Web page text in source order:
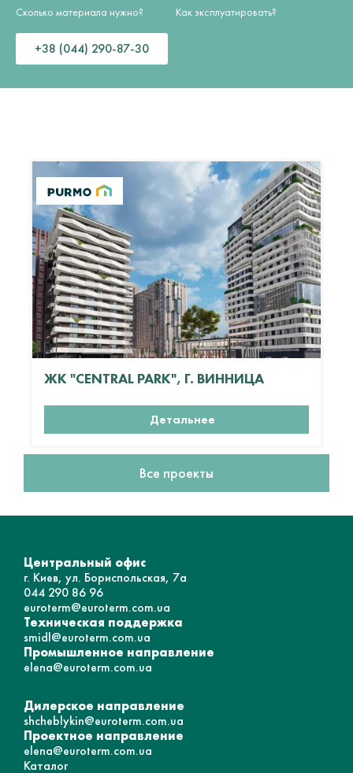
Сколько материала нужно?
Как эксплуатировать?
+38 (044) 290-87-30
ЖК "CENTRAL PARK", Г. ВИННИЦА
Детальнее
Все проекты
Центральный офис
г. Киев, ул. Бориспольская, 7а
044 290 86 96
euroterm@euroterm.com.ua
Техническая поддержка
smidl@euroterm.com.ua
Промышленное направление
elena@euroterm.com.ua
Дилерское направление
shcheblykin@euroterm.com.ua
Проектное направление
elena@euroterm.com.ua
Каталог